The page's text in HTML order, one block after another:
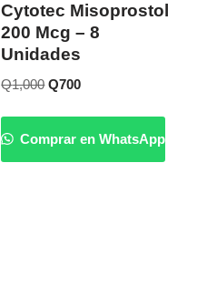
Cytotec Misoprostol
200 Mcg – 8
Unidades
Q1,000 Q700
Comprar en WhatsApp